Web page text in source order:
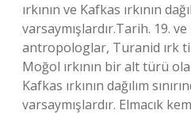
ırkının ve Kafkas ırkının
varsaymışlardır.Tarih. 19. ve
antropologlar, Turanid ırk
Moğol ırkının bir alt türü
Kafkas ırkının dağılım
varsaymışlardır. Elmacık